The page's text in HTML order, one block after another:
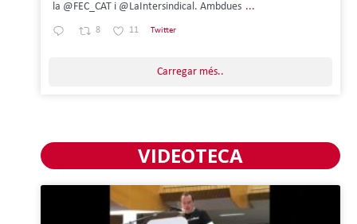
la @FEC_CAT i @LaIntersindical. Ambdues ...
8 11 Twitter
Carregar més..
VIDEOTECA